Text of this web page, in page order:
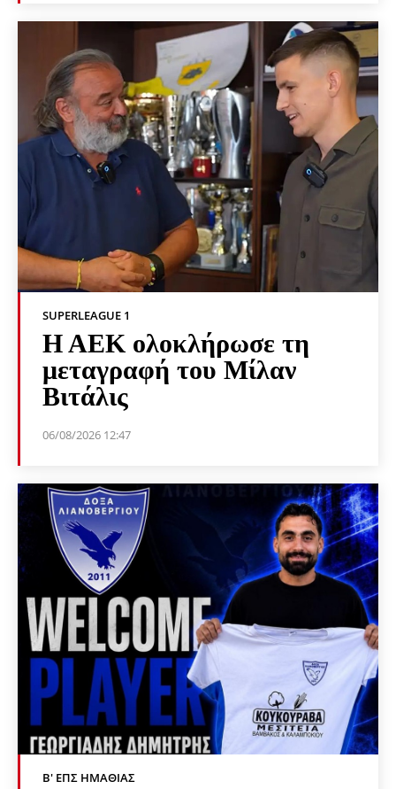
SUPERLEAGUE 1
Η ΑΕΚ ολοκλήρωσε τη
μεταγραφή του Μίλαν
Βιτάλις
06/08/2026 12:47
Β' ΕΠΣ ΗΜΑΘΊΑΣ